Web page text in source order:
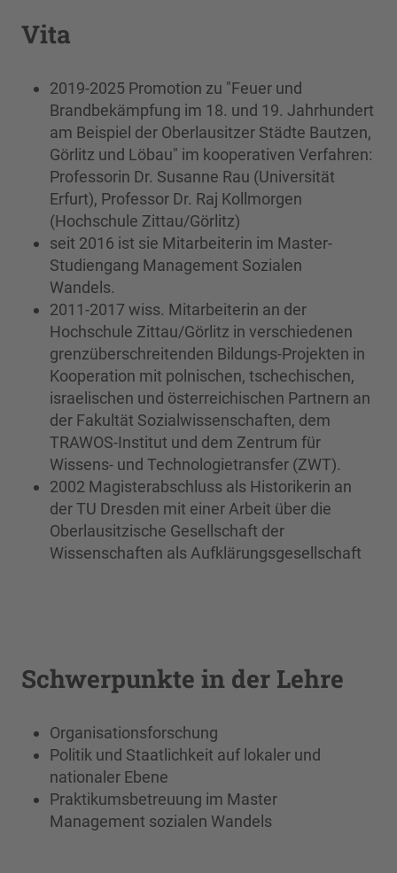
Vita
2019-2025 Promotion zu "Feuer und
Brandbekämpfung im 18. und 19. Jahrhundert
am Beispiel der Oberlausitzer Städte Bautzen,
Görlitz und Löbau" im kooperativen Verfahren:
Professorin Dr. Susanne Rau (Universität
Erfurt), Professor Dr. Raj Kollmorgen
(Hochschule Zittau/Görlitz)
seit 2016 ist sie Mitarbeiterin im Master-
Studiengang Management Sozialen
Wandels.
2011-2017 wiss. Mitarbeiterin an der
Hochschule Zittau/Görlitz in verschiedenen
grenzüberschreitenden Bildungs-Projekten in
Kooperation mit polnischen, tschechischen,
israelischen und österreichischen Partnern an
der Fakultät Sozialwissenschaften, dem
TRAWOS-Institut und dem Zentrum für
Wissens- und Technologietransfer (ZWT).
2002 Magisterabschluss als Historikerin an
der TU Dresden mit einer Arbeit über die
Oberlausitzische Gesellschaft der
Wissenschaften als Aufklärungsgesellschaft
Schwerpunkte in der Lehre
Organisationsforschung
Politik und Staatlichkeit auf lokaler und
nationaler Ebene
Praktikumsbetreuung im Master
Management sozialen Wandels